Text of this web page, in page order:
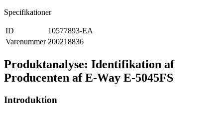
Specifikationer
ID
10577893-EA
Varenummer 200218836
Produktanalyse: Identifikation af
Producenten af E-Way E-5045FS
Introduktion